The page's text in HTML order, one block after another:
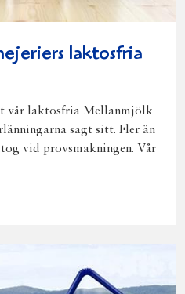
laktosfria
vår laktosfria Mellanmjölk
sagt sitt. Fler än
vid provsmakningen. Vår